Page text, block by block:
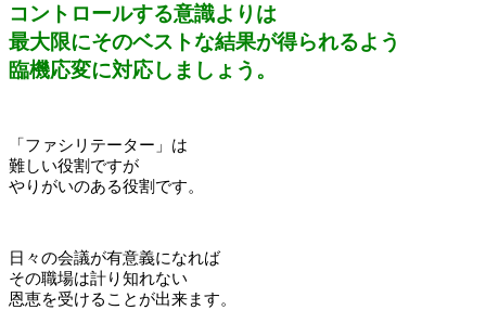
コントロールする意識よりは
最大限にそのベストな結果が得られるよう
臨機応変に対応しましょう。
「ファシリテーター」は
難しい役割ですが
やりがいのある役割です。
日々の会議が有意義になれば
その職場は計り知れない
恩恵を受けることが出来ます。